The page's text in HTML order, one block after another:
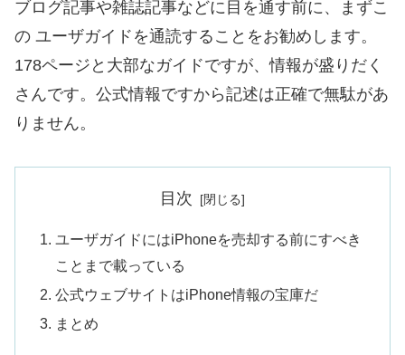
ブログ記事や雑誌記事などに目を通す前に、まずこ
の ユーザガイドを通読することをお勧めします。
178ページと大部なガイドですが、情報が盛りだく
さんです。公式情報ですから記述は正確で無駄があ
りません。
目次
ユーザガイドにはiPhoneを売却する前にすべき
ことまで載っている
公式ウェブサイトはiPhone情報の宝庫だ
まとめ